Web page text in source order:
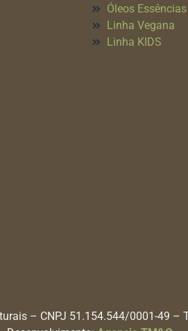
Óleos Essências
Linha Vegana
Linha KIDS
– CNPJ 51.154.544/0001-49 –